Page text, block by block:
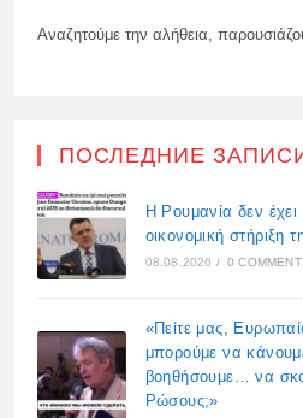
Αναζητούμε την αλήθεια,
ПОСЛЕДНИЕ
Η Ρουμανία δεν
οικονομική στήριξη
08.08.2026 / 0
«Πείτε μας,
μπορούμε να
βοηθήσουμε… να
Ρώσους;»